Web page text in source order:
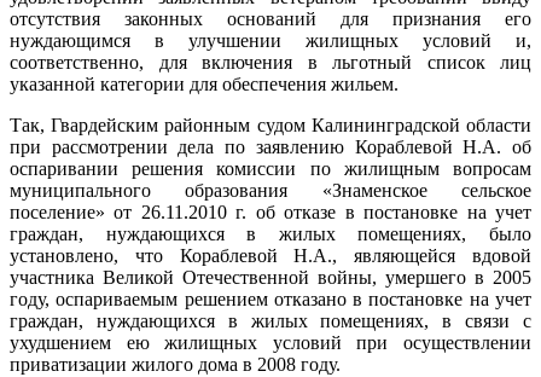
отсутствия законных оснований для признания его
нуждающимся в улучшении жилищных условий и,
соответственно, для включения в льготный список лиц
указанной категории для обеспечения жильем.
Так, Гвардейским районным судом Калининградской области
при рассмотрении дела по заявлению Кораблевой Н.А. об
оспаривании решения комиссии по жилищным вопросам
муниципального образования «Знаменское сельское
поселение» от 26.11.2010 г. об отказе в постановке на учет
граждан, нуждающихся в жилых помещениях, было
установлено, что Кораблевой Н.А., являющейся вдовой
участника Великой Отечественной войны, умершего в 2005
году, оспариваемым решением отказано в постановке на учет
граждан, нуждающихся в жилых помещениях, в связи с
ухудшением ею жилищных условий при осуществлении
приватизации жилого дома в 2008 году.